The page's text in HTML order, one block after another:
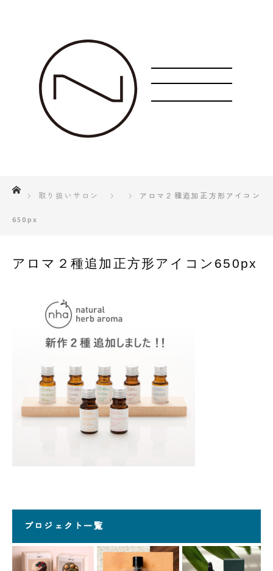
取り扱いサロン
アロマ２種追加正方形アイコン
650px
アロマ２種追加正方形アイコン650px
プロジェクト一覧